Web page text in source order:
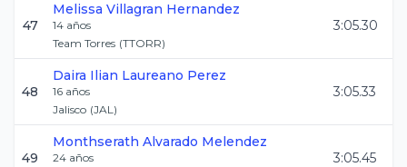
47
Melissa Villagran Hernandez
14 años
Team Torres (TTORR)
3:05.30
48
Daira Ilian Laureano Perez
16 años
Jalisco (JAL)
3:05.33
49
Monthserath Alvarado Melendez
24 años
3:05.45